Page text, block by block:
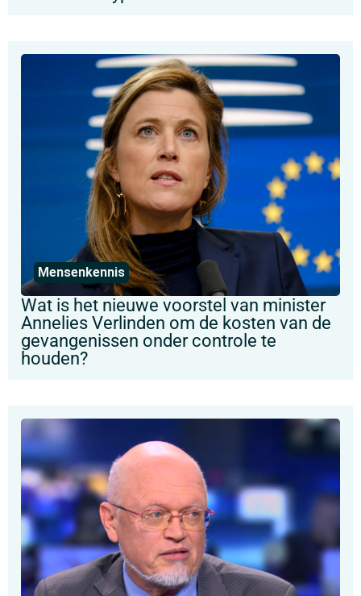
Mensenkennis
Wat is het nieuwe voorstel van minister
Annelies Verlinden om de kosten van de
gevangenissen onder controle te
houden?